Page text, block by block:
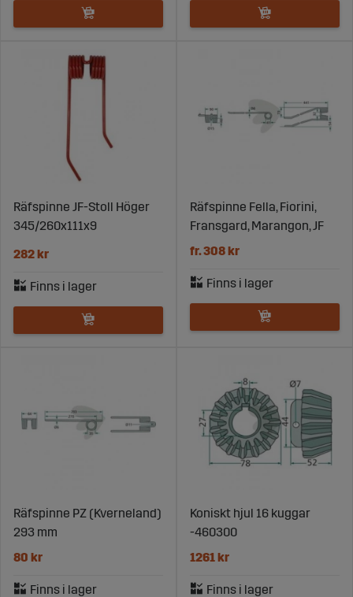
Räfspinne JF-Stoll Höger
345/260x111x9
282 kr
Räfspinne Fella, Fiorini,
Fransgard, Marangon, JF
fr. 308 kr
Räfspinne PZ (Kverneland)
293 mm
80 kr
Koniskt hjul 16 kuggar
-460300
1261 kr